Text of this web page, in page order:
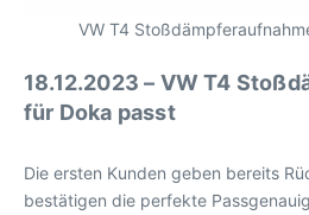
VW T4
18.12.2023 – VW T4
für Doka passt
Die ersten Kunden geben bereits
bestätigen die perfekte